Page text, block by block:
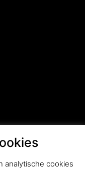
analytische cookies